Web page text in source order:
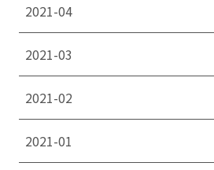
2021-04
2021-03
2021-02
2021-01